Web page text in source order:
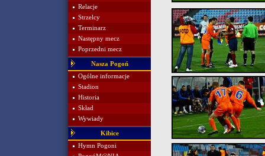
Relacje
Strzelcy
Terminarz
Następny mecz
Poprzedni mecz
Nasza Pogoń
Ogólne informacje
Stadion
Historia
Skład
Wywiady
Kibice
Hymn Pogoni